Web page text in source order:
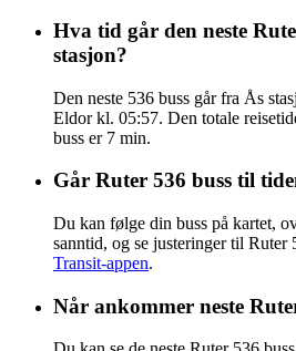
Hva tid går den neste
stasjon?
Den neste 536 buss går fra Ås
Eldor kl. 05:57. Den totale
buss er 7 min.
Går Ruter 536 buss til
Du kan følge din buss på kartet,
sanntid, og se justeringer til Ruter
Transit-appen.
Når ankommer neste